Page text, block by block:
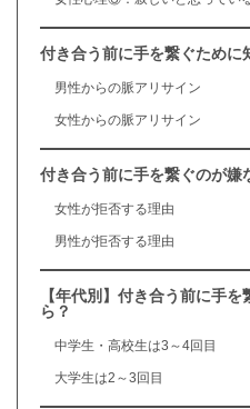
付き合う前に手を繋ぐために
男性からの脈アリサイン
女性からの脈アリサイン
付き合う前に手を繋ぐのが嫌
女性が拒否する理由
男性が拒否する理由
【年代別】付き合う前に手
ら？
中学生・高校生は3～4回目
大学生は2～3回目